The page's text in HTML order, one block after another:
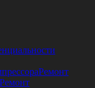
Ремонт
Ремонт